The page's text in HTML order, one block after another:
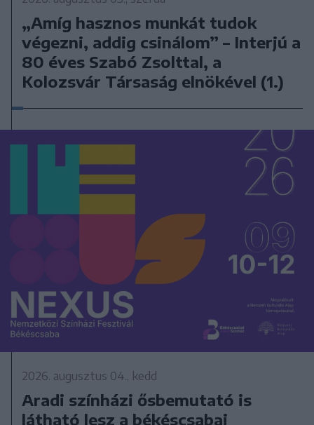
„Amíg hasznos munkát tudok
végezni, addig csinálom” – Interjú a
80 éves Szabó Zsolttal, a
Kolozsvár Társaság elnökével (1.)
2026. augusztus 04., kedd
Aradi színházi ősbemutató is
látható lesz a békéscsabai